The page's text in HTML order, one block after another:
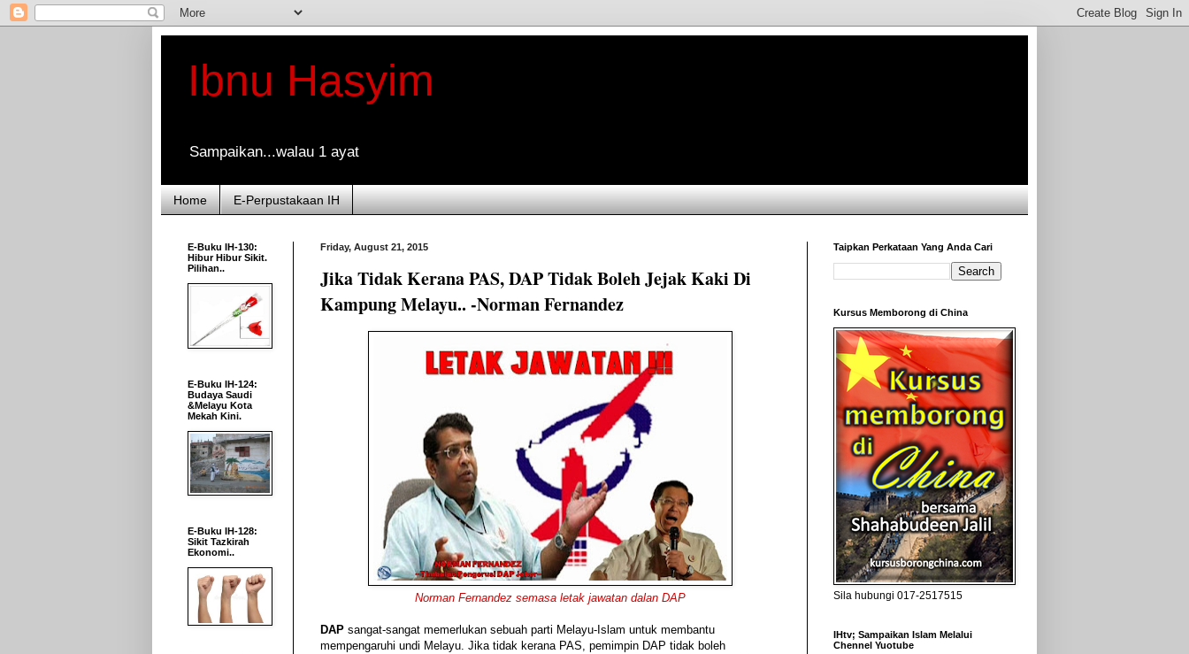
Ibnu Hasyim
Sampaikan...walau 1 ayat
Home E-Perpustakaan IH
Friday, August 21, 2015
Jika Tidak Kerana PAS, DAP Tidak Boleh Jejak Kaki Di
Kampung Melayu.. -Norman Fernandez
Norman Fernandez semasa letak jawatan dalan DAP
DAP sangat-sangat memerlukan sebuah parti Melayu-Islam untuk membantu
mempengaruhi undi Melayu. Jika tidak kerana PAS, pemimpin DAP tidak boleh
E-Buku IH-130:
Hibur Hibur Sikit.
Pilihan..
E-Buku IH-124:
Budaya Saudi
&Melayu Kota
Mekah Kini.
E-Buku IH-128:
Sikit Tazkirah
Ekonomi..
Taipkan Perkataan Yang Anda Cari
Kursus Memborong di China
Sila hubungi 017-2517515
IHtv; Sampaikan Islam Melalui
Chennel Yuotube